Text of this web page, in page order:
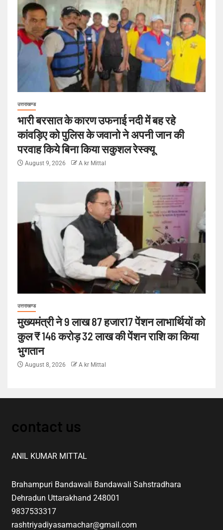
उत्तराखण्ड
भारी बरसात के कारण उफनाई नदी में बह रहे
कांवड़िए को पुलिस के जवानो ने अपनी जान की
परवाह किये बिना किया सकुशल रेस्क्यू
August 9, 2026 A kr Mittal
उत्तराखण्ड
मुख्यमंत्री ने 9 लाख 87 हजार17 पेंशन लाभार्थियों को
कुल ₹ 146 करोड़ 32 लाख की पेंशन राशि का किया
भुगतान
August 8, 2026 A kr Mittal
contact us
ANIL KUMAR MITTAL
Brahampuri Bandawali Bandawali Sahstradhara
Dehradun Uttarakhand 248001
9837533317
rashtriyadiyasamachar@gmail.com